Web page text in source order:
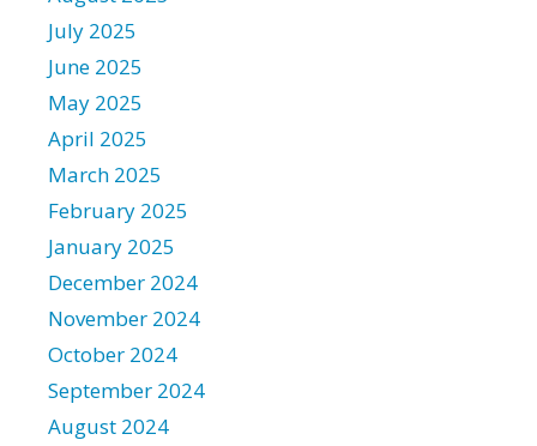
July 2025
June 2025
May 2025
April 2025
March 2025
February 2025
January 2025
December 2024
November 2024
October 2024
September 2024
August 2024